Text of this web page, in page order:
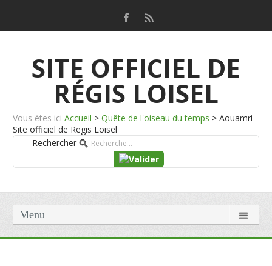
SITE OFFICIEL DE
RÉGIS LOISEL
Vous êtes ici Accueil > Quête de l'oiseau du temps > Aouamri -
Site officiel de Regis Loisel
Rechercher
Menu